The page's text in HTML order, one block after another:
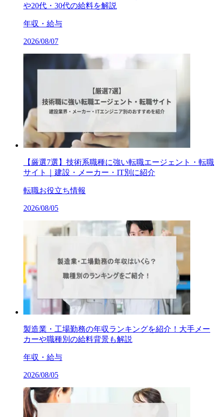
や20代・30代の給料を解説
年収・給与
2026/08/07
【厳選7選】技術系職種に強い転職エージェント・転職
サイト｜建設・メーカー・IT別に紹介
転職お役立ち情報
2026/08/05
製造業・工場勤務の年収ランキングを紹介！大手メー
カーや職種別の給料背景も解説
年収・給与
2026/08/05